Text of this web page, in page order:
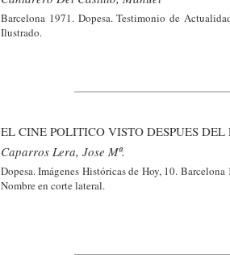
Barcelona 1971. Dopesa. Testimonio de
Ilustrado.
EL CINE POLITICO VISTO DESPUES
Caparros Lera, Jose Mª.
Dopesa. Imágenes Históricas de Hoy, 10.
Nombre en corte lateral.